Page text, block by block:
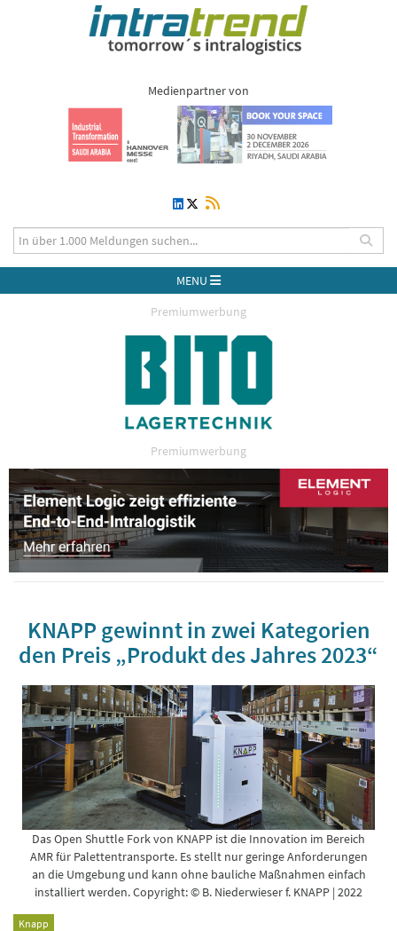
Medienpartner von
MENU
Premiumwerbung
Premiumwerbung
KNAPP gewinnt in zwei Kategorien
den Preis „Produkt des Jahres 2023“
Das Open Shuttle Fork von KNAPP ist die Innovation im Bereich
AMR für Palettentransporte. Es stellt nur geringe Anforderungen
an die Umgebung und kann ohne bauliche Maßnahmen einfach
installiert werden. Copyright: © B. Niederwieser f. KNAPP | 2022
Knapp